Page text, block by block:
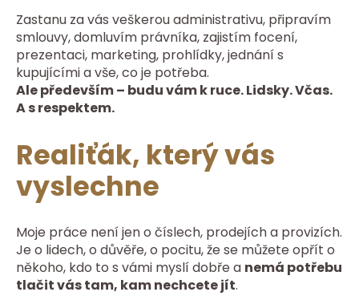
Zastanu za vás veškerou administrativu, připravím
smlouvy, domluvím právníka, zajistím focení,
prezentaci, marketing, prohlídky, jednání s
kupujícími a vše, co je potřeba.
Ale především – budu vám k ruce. Lidsky. Včas.
A s respektem.
Realiťák, který vás
vyslechne
Moje práce není jen o číslech, prodejích a provizích.
Je o lidech, o důvěře, o pocitu, že se můžete opřít o
někoho, kdo to s vámi myslí dobře a nemá potřebu
tlačit vás tam, kam nechcete jít.